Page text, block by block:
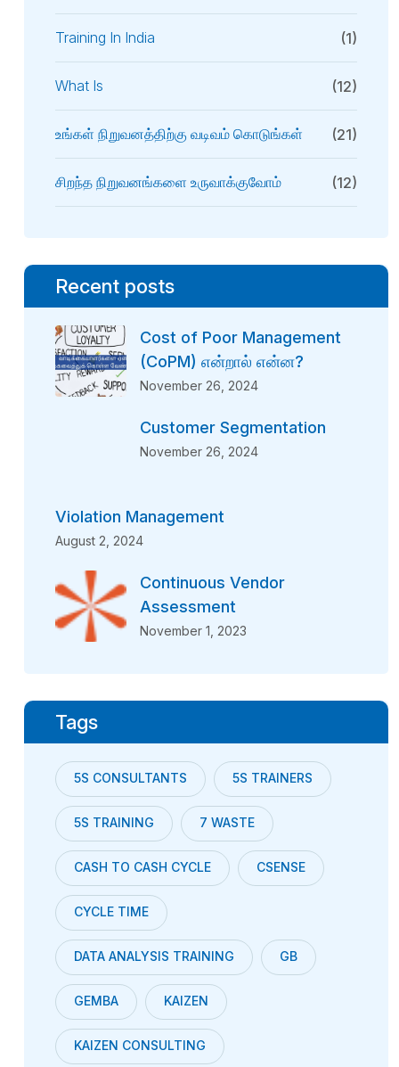
Training In India (1)
What Is (12)
உங்கள் நிறுவனத்திற்கு வடிவம் கொடுங்கள் (21)
சிறந்த நிறுவனங்களை உருவாக்குவோம் (12)
Recent posts
Cost of Poor Management
(CoPM) என்றால் என்ன?
November 26, 2024
Customer Segmentation
November 26, 2024
Violation Management
August 2, 2024
Continuous Vendor
Assessment
November 1, 2023
Tags
5S CONSULTANTS 5S TRAINERS
5S TRAINING 7 WASTE
CASH TO CASH CYCLE CSENSE
CYCLE TIME
DATA ANALYSIS TRAINING GB
GEMBA KAIZEN
KAIZEN CONSULTING